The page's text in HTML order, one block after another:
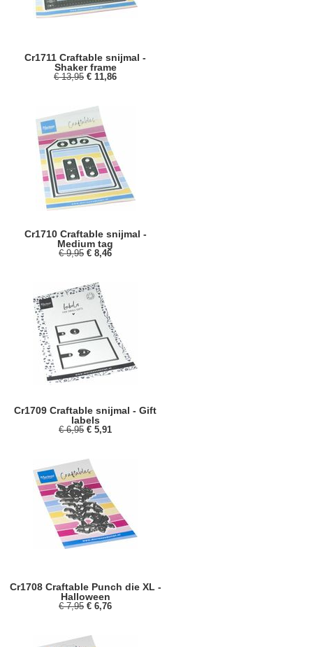
Cr1711 Craftable snijmal -
Shaker frame
€ 13,95 € 11,86
Cr1710 Craftable snijmal -
Medium tag
€ 9,95 € 8,46
Cr1709 Craftable snijmal - Gift
labels
€ 6,95 € 5,91
Cr1708 Craftable Punch die XL -
Halloween
€ 7,95 € 6,76